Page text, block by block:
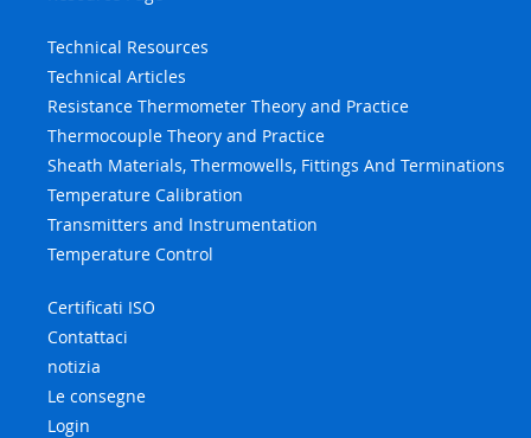
Technical Resources
Technical Articles
Resistance Thermometer Theory and Practice
Thermocouple Theory and Practice
Sheath Materials, Thermowells, Fittings And Terminations
Temperature Calibration
Transmitters and Instrumentation
Temperature Control
Certificati ISO
Contattaci
notizia
Le consegne
Login